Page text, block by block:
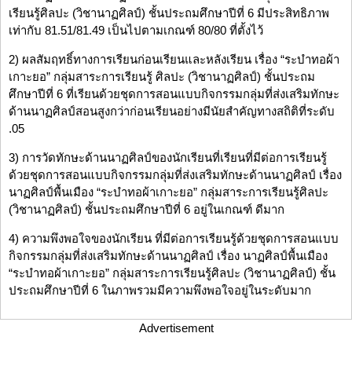
เรียนรู้ศิลปะ (วิชานาฏศิลป์) ชั้นประถมศึกษาปีที่ 6 มีประสิทธิภาพ
เท่ากับ 81.51/81.49 เป็นไปตามเกณฑ์ 80/80 ที่ตั้งไว้
2) ผลสัมฤทธิ์ทางการเรียนก่อนเรียนและหลังเรียน เรื่อง “ระบำทอผ้า
เกาะยอ” กลุ่มสาระการเรียนรู้ ศิลปะ (วิชานาฏศิลป์) ชั้นประถม
ศึกษาปีที่ 6 ที่เรียนด้วยชุดการสอนแบบกิจกรรมกลุ่มที่ส่งเสริมทักษะ
ด้านนาฏศิลป์สอนสูงกว่าก่อนเรียนอย่างมีนัยสำคัญทางสถิติที่ระดับ
.05
3) การวัดทักษะด้านนาฏศิลป์ของนักเรียนที่เรียนที่มีต่อการเรียนรู้
ด้วยชุดการสอนแบบกิจกรรมกลุ่มที่ส่งเสริมทักษะด้านนาฏศิลป์ เรื่อง
นาฏศิลป์พื้นเมือง “ระบำทอผ้าเกาะยอ” กลุ่มสาระการเรียนรู้ศิลปะ
(วิชานาฏศิลป์) ชั้นประถมศึกษาปีที่ 6 อยู่ในเกณฑ์ ดีมาก
4) ความพึงพอใจของนักเรียน ที่มีต่อการเรียนรู้ด้วยชุดการสอนแบบ
กิจกรรมกลุ่มที่ส่งเสริมทักษะด้านนาฏศิลป์ เรื่อง นาฏศิลป์พื้นเมือง
“ระบำทอผ้าเกาะยอ” กลุ่มสาระการเรียนรู้ศิลปะ (วิชานาฏศิลป์) ชั้น
ประถมศึกษาปีที่ 6 ในภาพรวมมีความพึงพอใจอยู่ในระดับมาก
Advertisement